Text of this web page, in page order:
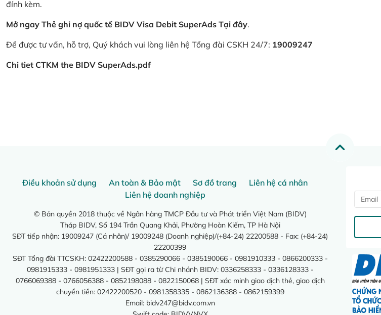
đính kèm.
Mở ngay Thẻ ghi nợ quốc tế BIDV Visa Debit SuperAds Tại đây.
Để được tư vấn, hỗ trợ, Quý khách vui lòng liên hệ Tổng đài CSKH 24/7: 19009247
Chi tiet CTKM the BIDV SuperAds.pdf
Điều khoản sử dụng An toàn & Bảo mật Sơ đồ trang
Liên hệ cá nhân
Liên hệ doanh nghiệp
© Bản quyền 2018 thuộc về Ngân hàng TMCP Đầu tư và Phát triển Việt Nam (BIDV)
Tháp BIDV, Số 194 Trần Quang Khải, Phường Hoàn Kiếm, TP Hà Nội
SĐT tiếp nhận: 19009247 (Cá nhân)/ 19009248 (Doanh nghiệp)/(+84-24) 22200588 - Fax: (+84-24)
22200399
SĐT Tổng đài TTCSKH: 02422200588 - 0385290066 - 0385190066 - 0981910333 - 0866200333 -
0981915333 - 0981951333 | SĐT gọi ra từ Chi nhánh BIDV: 0336258333 - 0336128333 -
0766069388 - 0766056388 - 0852198088 - 0822150068 | SĐT xác minh giao dịch thẻ, giao dịch
chuyển tiền: 02422200520 - 0981358335 - 0862136388 - 0862159399
Email: bidv247@bidv.com.vn